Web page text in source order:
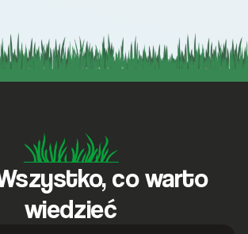
co warto
wiedzieć